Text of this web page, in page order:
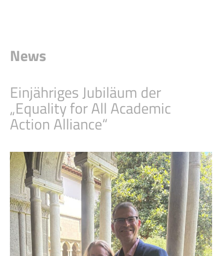
News
Einjähriges Jubiläum der
„Equality for All Academic
Action Alliance“